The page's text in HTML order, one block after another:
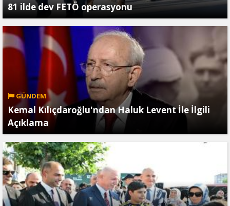
81 ilde dev FETÖ operasyonu
GÜNDEM
Kemal Kılıçdaroğlu'ndan Haluk Levent İle İlgili
Açıklama